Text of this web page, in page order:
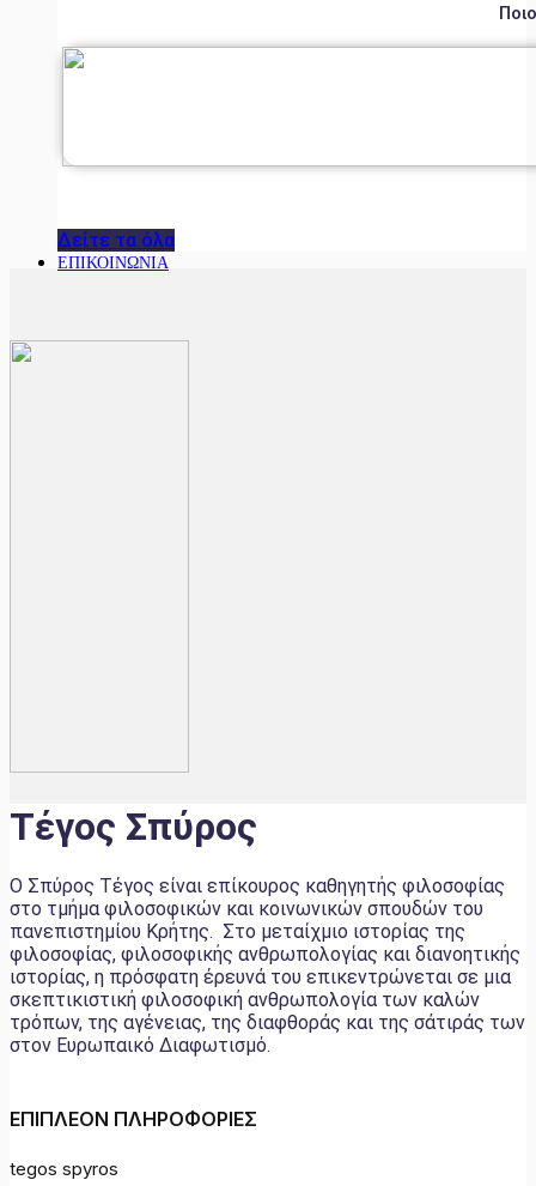
Δείτε τα όλα
ΕΠΙΚΟΙΝΩΝΙΑ
Τέγος Σπύρος
Ο Σπύρος Τέγος είναι επίκουρος καθηγητής φιλοσοφίας
στο τμήμα φιλοσοφικών και κοινωνικών σπουδών του
πανεπιστημίου Κρήτης. Στο μεταίχμιο ιστορίας της
φιλοσοφίας, φιλοσοφικής ανθρωπολογίας και διανοητικής
ιστορίας, η πρόσφατη έρευνά του επικεντρώνεται σε μια
σκεπτικιστική φιλοσοφική ανθρωπολογία των καλών
τρόπων, της αγένειας, της διαφθοράς και της σάτιράς των
στον Ευρωπαικό Διαφωτισμό.
ΕΠΙΠΛΕΟΝ ΠΛΗΡΟΦΟΡΙΕΣ
tegos spyros